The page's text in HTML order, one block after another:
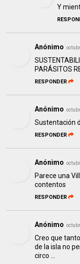
Y
Anónimo
PARÁSITOS
RESPONDER
Anónimo
Sustentación
RESPONDER
Anónimo
Parece una
contentos
RESPONDER
Anónimo
Creo que
de la isla no
circo ...